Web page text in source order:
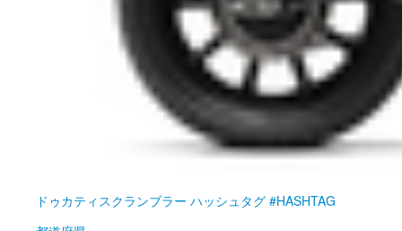
ドゥカティ スクランブラー ハッシュタグ #HASHTAG